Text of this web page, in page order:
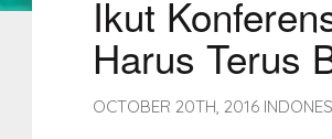
Ikut
Harus Terus
OCTOBER 20TH, 2016